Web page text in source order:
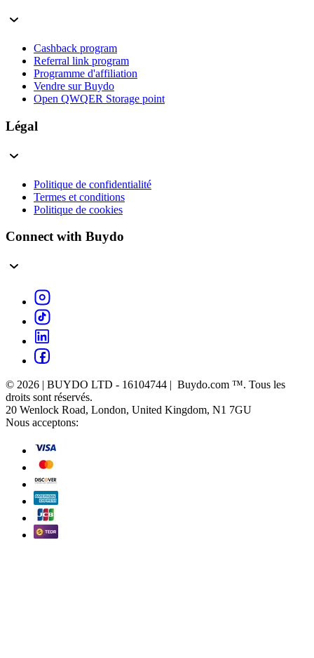
Cashback program
Referral link program
Programme d'affiliation
Vendre sur Buydo
Open QWQER Storage point
Légal
Politique de confidentialité
Termes et conditions
Politique de cookies
Connect with Buydo
© 2026 | BUYDO LTD - 16104744 | Buydo.com ™. Tous les
droits sont réservés.
20 Wenlock Road, London, United Kingdom, N1 7GU
Nous acceptons: